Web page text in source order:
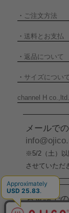
・ ご注文方法
・ 送料とお支払
・ 返品について
・ サイズについて
channel H co.,ltd.
メールで
※5/2（土）以
させていただ
お電話で
076-246-